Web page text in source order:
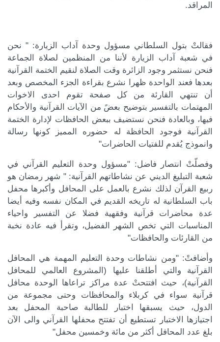
الموضوع
المراقد.
فقالتْ بتول السلطاني مسؤول وحدة آداب الزيارة: " نحن
في شعبة آداب الزيارة لأننا من المنظمين لصلاة الجماعة
فنحن نستثمر وجود الزائرة وقت الصلاة لنقيم الختمة القرآنية
بعدها فعند الواحدة ظهرا نشرع بقراءة الجزء المخصص وبعد
أن تنتهي القارئة من كل صفحة تقوم احدى الاخوات
المهتمات بالتفسير بتوضيح بعضً من الآيات القرآنية والأحكام
فيها، وبالعادة فنحن نستضيف ببعض الحافظات لإدارة الختمة
القرآنية فوجود الحافظة له حضوره المميز كونها رسالة
وانموذج يُقدم للفتيات الحاضرات"
وفصلّتْ انتصار فاضل: "مسؤول وحدة التعليم القرآني في
شعبة التبليغ الديني عن نشاطاتهم القرآنية: " شهر رمضان هو
ربيع القرآن لذلك نشرع بالعمل على المحافل وأكبرها محفل
باب السلطانية له تاريخه القديم في المكان نفسه وفيه أيضا
عدة محاضرات قرآنية وفقهية فضلا عن التفسير واحياء
المناسبات التي تخص الشهر الفضيل، وتقرأ فيه عادة نخبة
من القارئات والحافظات"
وأضافتْ: "ومن نشاطات وحدة التعليم المهمة هي المحافل
القرآنية والتي أطلقنا عليها (المشروع العالمي للمحافل
القرآنية)، حيث افتتحتْ عدة مراكز تراعاها الوحدة محافل
قرآنية سواء في كربلاء والمحافظات وحتى مجموعة من
الدول، حيث يسبقها اختبار للطالبة صاحبة المحفل بعد
اجتيازها الاختبار تستطيع أن تفتتح محفلها القرآني والى الآن
بلغ عدد المحافل أكثر من مائة وخمسين محفل"